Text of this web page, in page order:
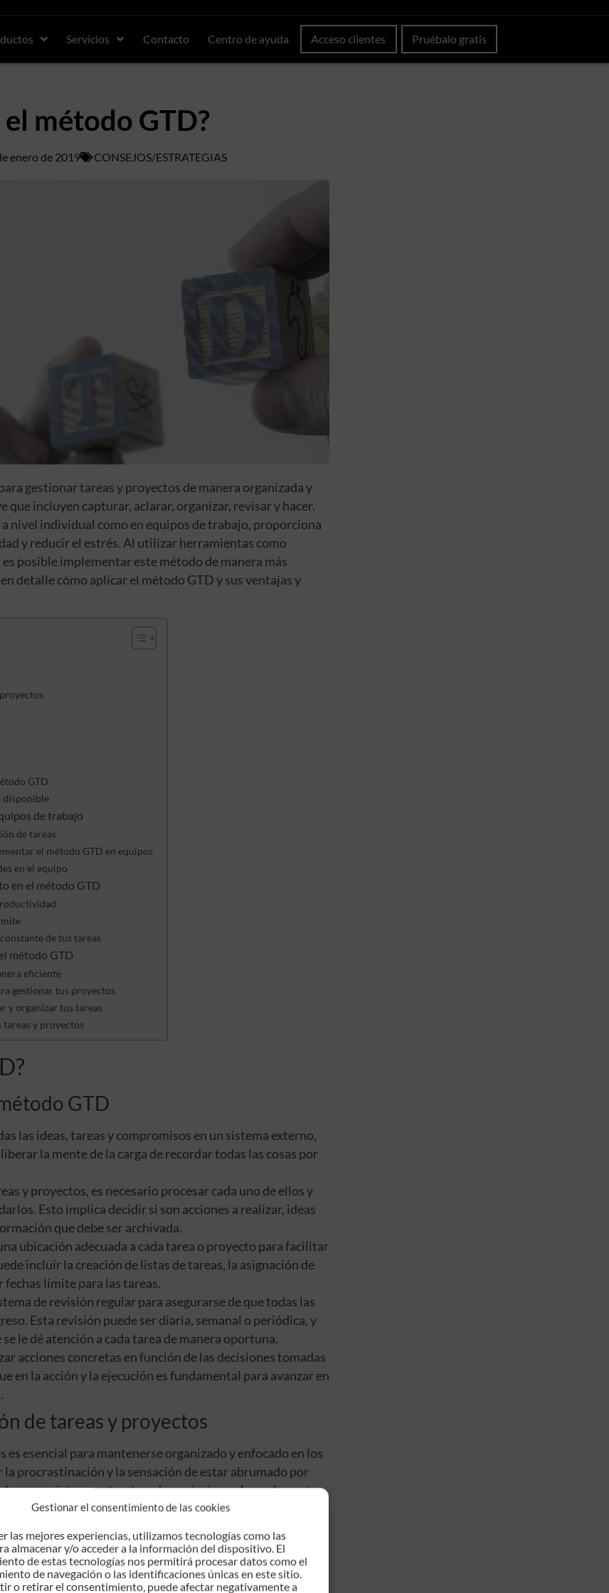
Gestionar el consentimiento de las cookies
las mejores experiencias, utilizamos tecnologías como las
almacenar y/o acceder a la información del dispositivo. El
de estas tecnologías nos permitirá procesar datos como el
de navegación o las identificaciones únicas en este sitio.
o retirar el consentimiento, puede afectar negativamente a
Servicios Contacto Centro de ayuda Acceso clientes Pruébalo gratis
el método GTD?
enero de 2019 CONSEJOS/ESTRATEGIAS
gestionar tareas y proyectos de manera organizada y
que incluyen capturar, aclarar, organizar, revisar y hacer.
nivel individual como en equipos de trabajo, proporciona
y reducir el estrés. Al utilizar herramientas como
posible implementar este método de manera más
detalle cómo aplicar el método GTD y sus ventajas y
GTD
disponible
de trabajo
de tareas
el método GTD en equipos
en el equipo
en el método GTD
de tus tareas
método GTD
eficiente
gestionar tus proyectos
y organizar tus tareas
tareas y proyectos
GTD
las ideas, tareas y compromisos en un sistema externo,
la mente de la carga de recordar todas las cosas por
y proyectos, es necesario procesar cada uno de ellos y
Esto implica decidir si son acciones a realizar, ideas
que debe ser archivada.
ubicación adecuada a cada tarea o proyecto para facilitar
incluir la creación de listas de tareas, la asignación de
límite para las tareas.
de revisión regular para asegurarse de que todas las
Esta revisión puede ser diaria, semanal o periódica, y
le dé atención a cada tarea de manera oportuna.
acciones concretas en función de las decisiones tomadas
en la acción y la ejecución es fundamental para avanzar en
de tareas y proyectos
esencial para mantenerse organizado y enfocado en los
procrastinación y la sensación de estar abrumado por
un sistema estructurado y priorizar adecuadamente,
de manera efectiva en el trabajo.
método GTD
para aquellos que lo implementan correctamente.